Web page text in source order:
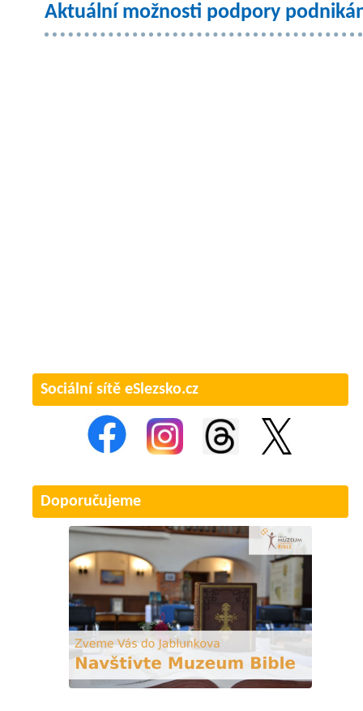
Aktuální možnosti podpory
Sociální sítě eSlezsko.cz
Doporučujeme